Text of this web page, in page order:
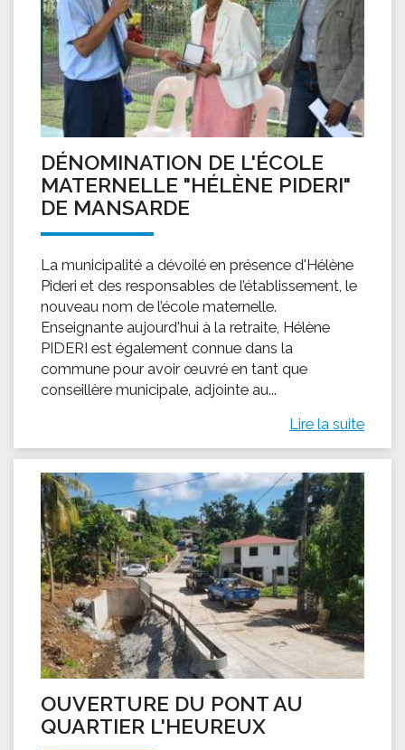
DÉNOMINATION DE L'ÉCOLE
MATERNELLE "HÉLÈNE PIDERI"
DE MANSARDE
La municipalité a dévoilé en présence d'Hélène
Pideri et des responsables de l’établissement, le
nouveau nom de l’école maternelle.
Enseignante aujourd'hui à la retraite, Hélène
PIDERI est également connue dans la
commune pour avoir œuvré en tant que
conseillère municipale, adjointe au...
Lire la suite
OUVERTURE DU PONT AU
QUARTIER L'HEUREUX